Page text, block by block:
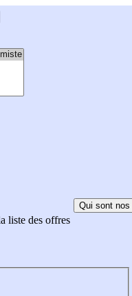
liste des offres
Qui sont